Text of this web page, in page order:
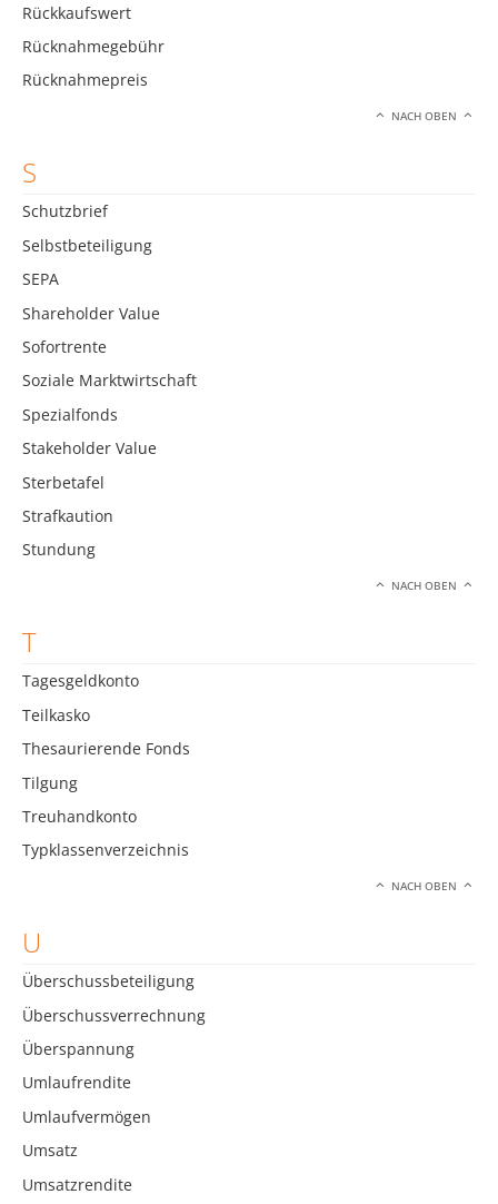
Rückkaufswert
Rücknahmegebühr
Rücknahmepreis
NACH OBEN
S
Schutzbrief
Selbstbeteiligung
SEPA
Shareholder Value
Sofortrente
Soziale Marktwirtschaft
Spezialfonds
Stakeholder Value
Sterbetafel
Strafkaution
Stundung
NACH OBEN
T
Tagesgeldkonto
Teilkasko
Thesaurierende Fonds
Tilgung
Treuhandkonto
Typklassenverzeichnis
NACH OBEN
U
Überschussbeteiligung
Überschussverrechnung
Überspannung
Umlaufrendite
Umlaufvermögen
Umsatz
Umsatzrendite